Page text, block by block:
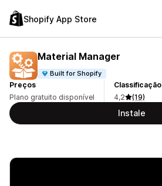
Shopify App Store
Material Manager
Built for Shopify
Preços
Plano gratuito disponível
Classificação
4,2
(19)
Instale